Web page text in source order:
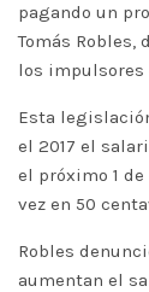
pagando un
Tomás Robles,
los impulsores
Esta
el 2017 el
el próximo 1
vez en 50
Robles
aumentan el